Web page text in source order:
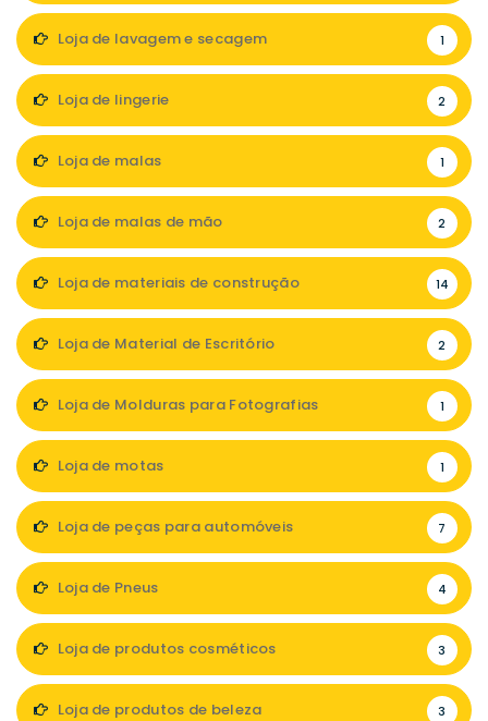
Loja de lavagem e secagem 1
Loja de lingerie 2
Loja de malas 1
Loja de malas de mão 2
Loja de materiais de construção 14
Loja de Material de Escritório 2
Loja de Molduras para Fotografias 1
Loja de motas 1
Loja de peças para automóveis 7
Loja de Pneus 4
Loja de produtos cosméticos 3
Loja de produtos de beleza 3